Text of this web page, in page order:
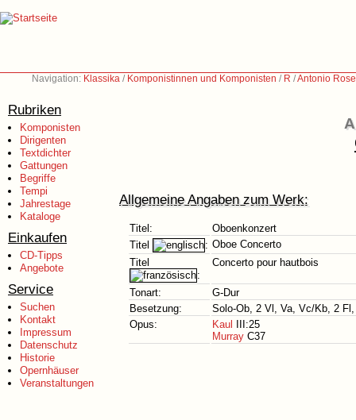
Navigation: Klassika / Komponistinnen und Komponisten / R /Antonio
Rubriken
Komponisten
Dirigenten
Textdichter
Gattungen
Begriffe
Tempi
Jahrestage
Kataloge
Einkaufen
CD-Tipps
Angebote
Service
Suchen
Kontakt
Impressum
Datenschutz
Historie
Opernhäuser
Veranstaltungen
Allgemeine Angaben zum Werk:
Titel:
Oboenkonzert
Titel
: Oboe Concerto
Titel
:
Concerto pour hautbois
Tonart:
G-Dur
Besetzung:
Solo-Ob, 2 Vl, Va, Vc/Kb, 2
Opus:
Kaul
III:25
Murray C37